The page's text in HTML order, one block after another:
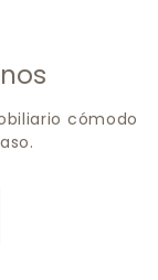
cómodo